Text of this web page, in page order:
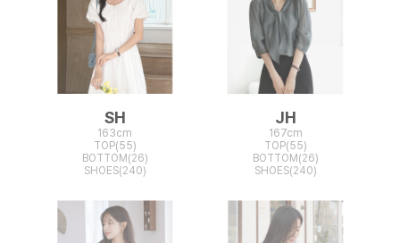
SH
163cm
TOP(55)
BOTTOM(26)
SHOES(240)
JH
167cm
TOP(55)
BOTTOM(26)
SHOES(240)